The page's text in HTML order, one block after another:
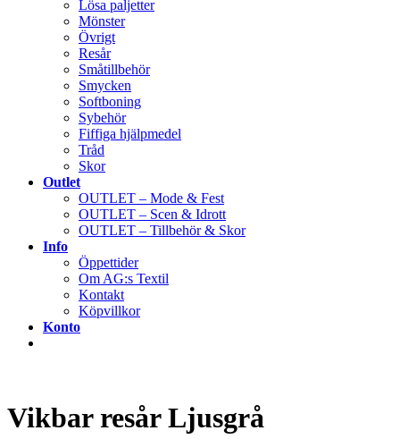
Lösa paljetter
Mönster
Övrigt
Resår
Småtillbehör
Smycken
Softboning
Sybehör
Fiffiga hjälpmedel
Tråd
Skor
Outlet
OUTLET – Mode & Fest
OUTLET – Scen & Idrott
OUTLET – Tillbehör & Skor
Info
Öppettider
Om AG:s Textil
Kontakt
Köpvillkor
Konto
Vikbar resår Ljusgrå